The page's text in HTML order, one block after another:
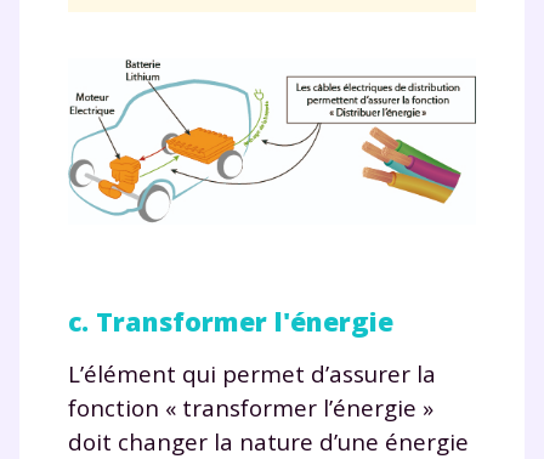
c. Transformer l'énergie
L’élément qui permet d’assurer la
fonction « transformer l’énergie »
doit changer la nature d’une énergie